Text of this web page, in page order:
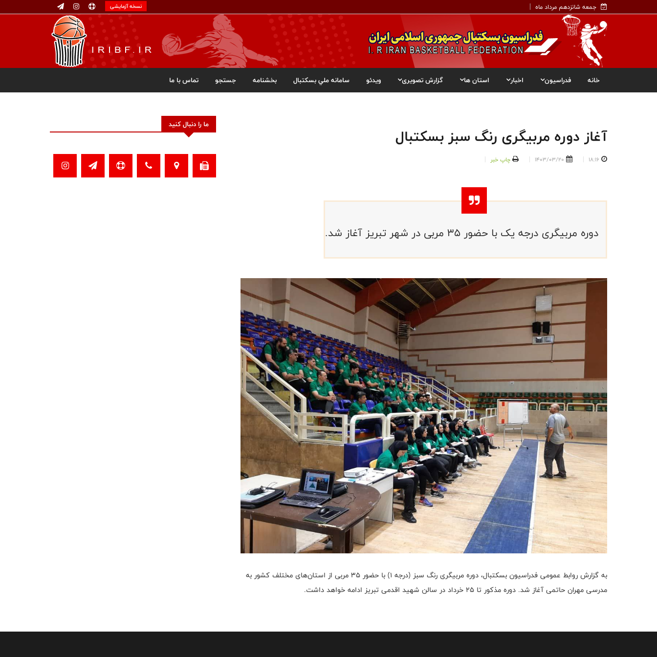
جمعه شانزدهم مرداد ماه نسخه آزمایشی
خانه فدراسیون اخبار استان ها گزارش تصویری ویدئو سامانه ملي بسکتبال بخشنامه جستجو تماس با ما
آغاز دوره مربیگری رنگ سبز بسکتبال
18:16
1403/03/20 چاپ خبر
دوره مربیگری درجه یک با حضور ۳۵ مربی در شهر تبریز آغاز شد.
به گزارش روابط عمومی فدراسیون بسکتبال، دوره مربیگری رنگ سبز (درجه ۱) با حضور ۳۵ مربی از استان‌های مختلف کشور به
مدرسی مهران حاتمی آغاز شد. دوره مذکور تا ۲۵ خرداد در سالن شهید اقدمی تبریز ادامه خواهد داشت.
ما را دنبال کنید